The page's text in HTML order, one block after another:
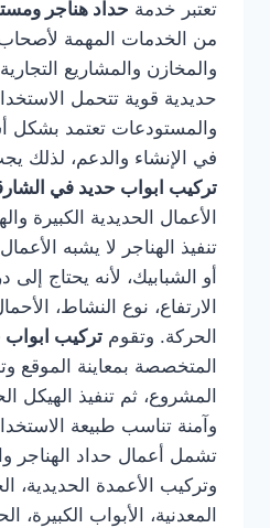
تعتبر خدمة حداد هناجر
من الخدمات المهمة
والمخازن والمشاريع
حديدية قوية تتحمل
والمستودعات تعتمد بشكل
في الإنشاء والدعم، لذلك
تركيب ابواب حديد في
الأعمال الحديدية الكبيرة
تنفيذ الهناجر لا يشبه
أو الشبابيك، لأنه يحتاج
الارتفاع، نوع النشاط،
الحركة. وتقوم تركيب
المتخصصة بمعاينة الموقع
المشروع، ثم تنفيذ الهيكل
وآمنة تناسب طبيعة
تشمل أعمال حداد الهناجر
وتركيب الأعمدة الحديدية،
المعدنية، الأبواب الكبيرة،